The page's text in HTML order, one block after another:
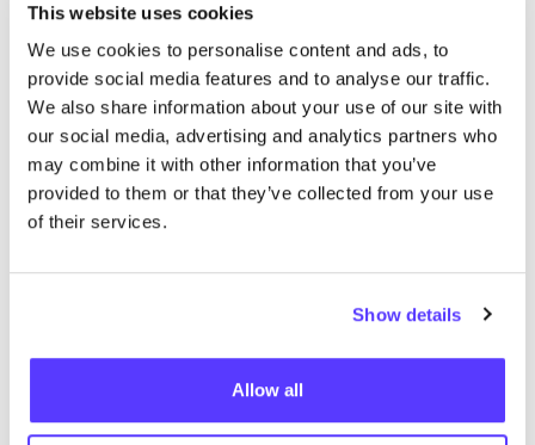
This website uses cookies
We use cookies to personalise content and ads, to
provide social media features and to analyse our traffic.
We also share information about your use of our site with
our social media, advertising and analytics partners who
may combine it with other information that you’ve
provided to them or that they’ve collected from your use
of their services.
Show details
Allow all